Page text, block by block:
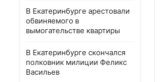
В Екатеринбурге арестовали
обвиняемого в
вымогательстве квартиры
В Екатеринбурге скончался
полковник милиции Феликс
Васильев